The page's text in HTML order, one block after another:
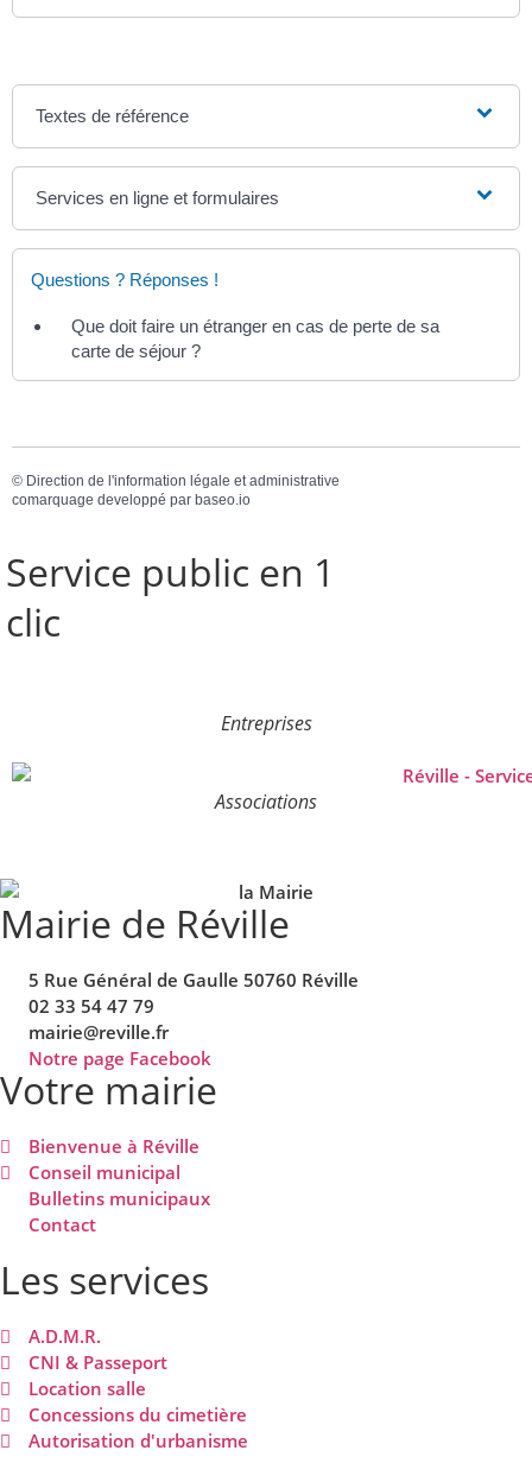
Textes de référence
Services en ligne et formulaires
Questions ? Réponses !
Que doit faire un étranger en cas de perte de sa
carte de séjour ?
© Direction de l'information légale et administrative
comarquage developpé par baseo.io
Service public en 1
clic
Entreprises
Associations
Mairie de Réville
5 Rue Général de Gaulle 50760 Réville
02 33 54 47 79
mairie@reville.fr
Notre page Facebook
Votre mairie
Bienvenue à Réville
Conseil municipal
Bulletins municipaux
Contact
Les services
A.D.M.R.
CNI & Passeport
Location salle
Concessions du cimetière
Autorisation d'urbanisme